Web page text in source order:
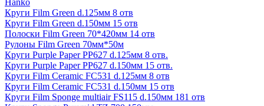
Hanko
Круги Film Green d.125мм 8 отв
Круги Film Green d.150мм 15 отв
Полоски Film Green 70*420мм 14 отв
Рулоны Film Green 70мм*50м
Круги Purple Paper PP627 d.125мм 8 отв.
Круги Purple Paper PP627 d.150мм 15 отв.
Круги Film Ceramic FC531 d.125мм 8 отв
Круги Film Ceramic FC531 d.150мм 15 отв
Круги Film Sponge multiair FS115 d.150мм 181 отв